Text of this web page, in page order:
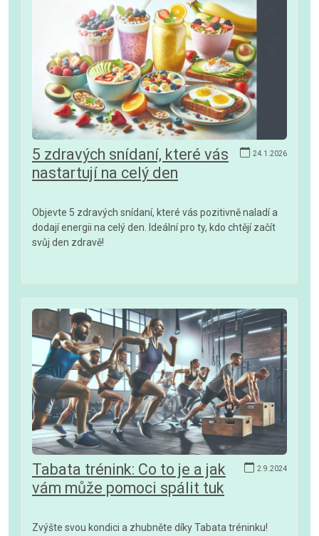
24.1.2026
5 zdravých snídaní, které vás
nastartují na celý den
Objevte 5 zdravých snídaní, které vás pozitivně naladí a
dodají energii na celý den. Ideální pro ty, kdo chtějí začít
svůj den zdravě!
2.9.2024
Tabata trénink: Co to je a jak
vám může pomoci spálit tuk
Zvýšte svou kondici a zhubněte díky Tabata tréninku!